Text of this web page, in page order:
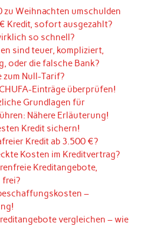
zu Weihnachten umschulden
Kredit, sofort ausgezahlt?
so schnell?
sind teuer, kompliziert,
oder die falsche Bank?
zum Null-Tarif?
Einträge überprüfen!
Grundlagen für
Nähere Erläuterung!
Kredit sichern!
Kredit ab 3.500 €?
Kosten im Kreditvertrag?
Kreditangebote,
frei?
–
vergleichen – wie